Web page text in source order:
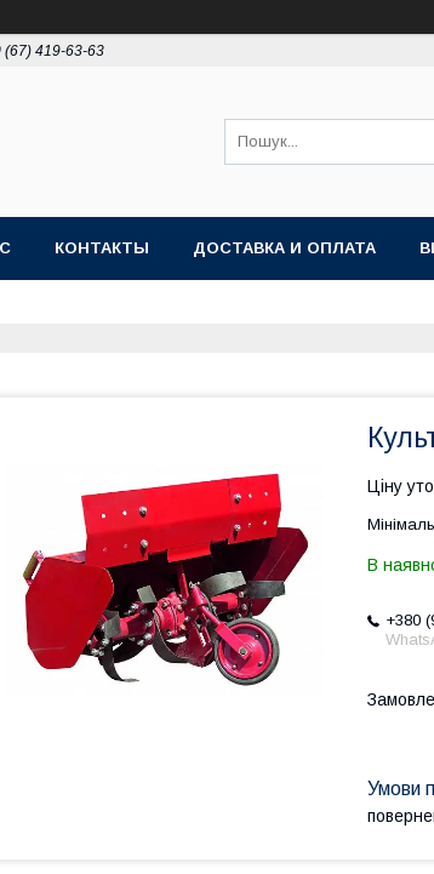
(67) 419-63-63
КОНТАКТЫ ДОСТАВКА И ОПЛАТА
Ціну
В
+380